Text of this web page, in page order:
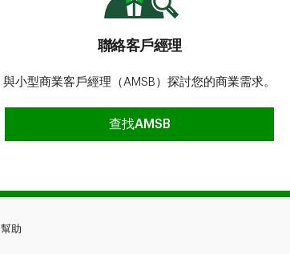
聯絡客戶經理
與小型商業客戶經理（AMSB）探討您的商業需求。
聯絡客戶經理
查找AMSB
幫助